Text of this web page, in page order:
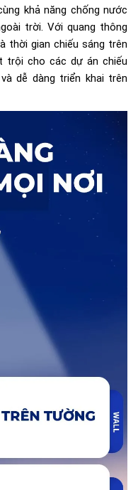
khả năng chống nước
trời. Với quang thông
thời gian chiếu sáng trên
trội cho các dự án chiếu
dễ dàng triển khai trên